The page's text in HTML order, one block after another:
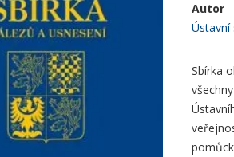
Autor
Ústavní
Sbírka